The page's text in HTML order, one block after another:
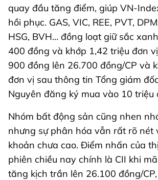
quay đầu tăng điểm, giúp VN-
hồi phục. GAS, VIC, REE, PVT,
HSG, BVH... đồng loạt giữ sắc
400 đồng và khớp 1,42 triệu đơn
900 đồng lên 26.700 đồng/CP và
đơn vị sau thông tin Tổng giám
Nguyên đăng ký mua vào 10 triệu
Nhóm bất động sản cũng nhen
nhưng sự phân hóa vẫn rất rõ nét
khoản chưa cao. Điểm nhấn của
phiên chiều nay chính là CII khi
tăng kịch trần lên 26.100 đồng/